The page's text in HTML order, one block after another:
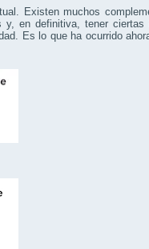
Existen muchos
en definitiva, tener ciertas
Es lo que ha ocurrido